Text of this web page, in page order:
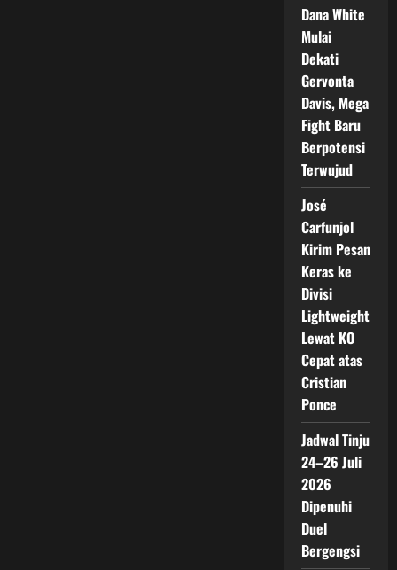
Dana White
Mulai
Dekati
Gervonta
Davis, Mega
Fight Baru
Berpotensi
Terwujud
José
Carfunjol
Kirim Pesan
Keras ke
Divisi
Lightweight
Lewat KO
Cepat atas
Cristian
Ponce
Jadwal Tinju
24–26 Juli
2026
Dipenuhi
Duel
Bergengsi